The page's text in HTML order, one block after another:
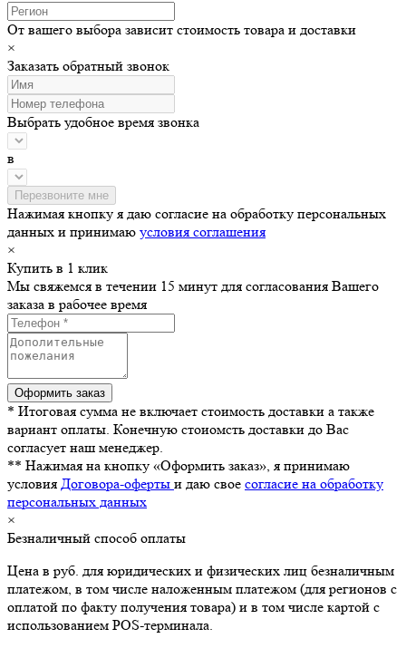
От вашего выбора зависит стоимость товара и доставки
×
Заказать обратный звонок
Выбрать удобное время звонка
в
Нажимая кнопку я даю согласие на обработку персональных
данных и принимаю условия соглашения
×
Купить в 1 клик
Мы свяжемся в течении 15 минут для согласования Вашего
заказа в рабочее время
* Итоговая сумма не включает стоимость доставки а также
вариант оплаты. Конечную стоиомсть доставки до Вас
согласует наш менеджер.
** Нажимая на кнопку «Оформить заказ», я принимаю
условия Договора-оферты и даю свое согласие на обработку
персональных данных
×
Безналичный способ оплаты
Цена в руб. для юридических и физических лиц безналичным
платежом, в том числе наложенным платежом (для регионов с
оплатой по факту получения товара) и в том числе картой с
использованием POS-терминала.